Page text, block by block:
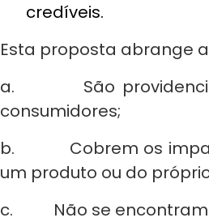
credíveis.
Esta proposta abrange
a. São
consumidores;
b. Cobrem os
um produto ou do
c. Não se encontram